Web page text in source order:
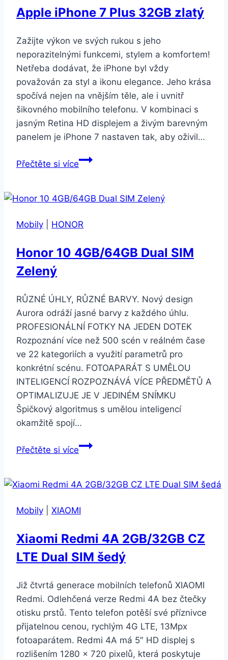
Apple iPhone 7 Plus 32GB zlatý
Zažijte výkon ve svých rukou s jeho
neporazitelnými funkcemi, stylem a komfortem!
Netřeba dodávat, že iPhone byl vždy
považován za styl a ikonu elegance. Jeho krása
spočívá nejen na vnějším těle, ale i uvnitř
šikovného mobilního telefonu. V kombinaci s
jasným Retina HD displejem a živým barevným
panelem je iPhone 7 nastaven tak, aby oživil…
Přečtěte si víceApple
Plus
zlatý
Mobily HONOR
Honor 10 4GB/64GB Dual SIM
Zelený
RŮZNÉ ÚHLY, RŮZNÉ BARVY. Nový design
Aurora odráží jasné barvy z každého úhlu.
PROFESIONÁLNÍ FOTKY NA JEDEN DOTEK
Rozpoznání více než 500 scén v reálném čase
ve 22 kategoriích a využití parametrů pro
konkrétní scénu. FOTOAPARÁT S UMĚLOU
INTELIGENCÍ ROZPOZNÁVÁ VÍCE PŘEDMĚTŮ A
OPTIMALIZUJE JE V JEDINÉM SNÍMKU
Špičkový algoritmus s umělou inteligencí
okamžitě spojí…
Přečtěte si víceHonor
Dual
Zelený
Mobily XIAOMI
Xiaomi Redmi 4A 2GB/32GB CZ
LTE Dual SIM šedý
Již čtvrtá generace mobilních telefonů XIAOMI
Redmi. Odlehčená verze Redmi 4A bez čtečky
otisku prstů. Tento telefon potěší své příznivce
přijatelnou cenou, rychlým 4G LTE, 13Mpx
fotoaparátem. Redmi 4A má 5″ HD displej s
rozlišením 1280 × 720 pixelů, která poskytuje